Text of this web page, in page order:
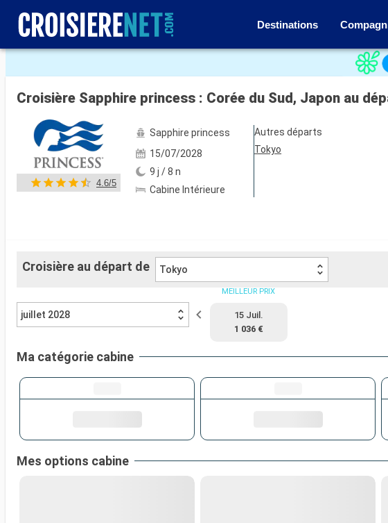
Destinations
Voir les 39 autres photos
Croisière Sapphire princess : Corée du Sud, Japon au
4.6/5
Sapphire princess
15/07/2028
9 j / 8 n
Cabine Intérieure
Autres départs
Tokyo
Croisière au départ de Tokyo
juillet 2028
MEILLEUR PRIX
15 Juil.
1 036 €
Ma catégorie cabine
Mes options cabine